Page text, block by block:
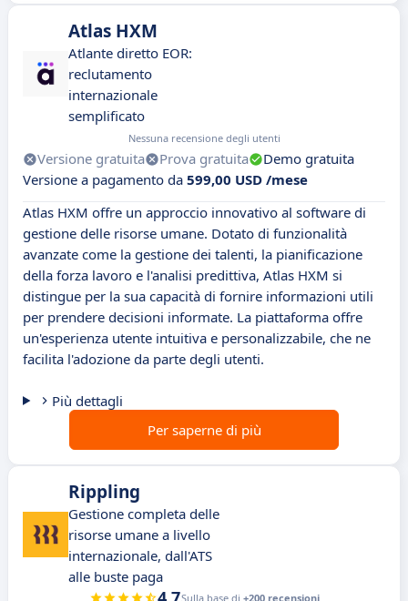
Atlas HXM
Atlante diretto EOR:
reclutamento
internazionale
semplificato
Nessuna recensione degli utenti
Versione gratuita Prova gratuita
Demo gratuita
Versione a pagamento da 599,00 USD /mese
Atlas HXM offre un approccio innovativo al software di
gestione delle risorse umane. Dotato di funzionalità
avanzate come la gestione dei talenti, la pianificazione
della forza lavoro e l'analisi predittiva, Atlas HXM si
distingue per la sua capacità di fornire informazioni utili
per prendere decisioni informate. La piattaforma offre
un'esperienza utente intuitiva e personalizzabile, che ne
facilita l'adozione da parte degli utenti.
Più dettagli
Per saperne di più
Rippling
Gestione completa delle
risorse umane a livello
internazionale, dall'ATS
alle buste paga
Sulla base di +200 recensioni